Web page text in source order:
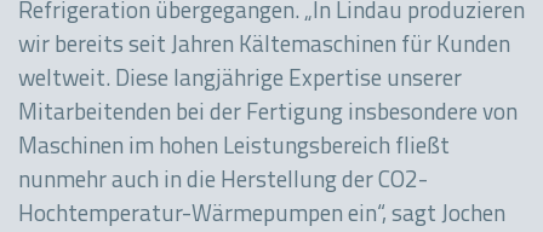
Refrigeration übergegangen. „In Lindau produzieren
wir bereits seit Jahren Kältemaschinen für Kunden
weltweit. Diese langjährige Expertise unserer
Mitarbeitenden bei der Fertigung insbesondere von
Maschinen im hohen Leistungsbereich fließt
nunmehr auch in die Herstellung der CO2-
Hochtemperatur-Wärmepumpen ein“, sagt Jochen